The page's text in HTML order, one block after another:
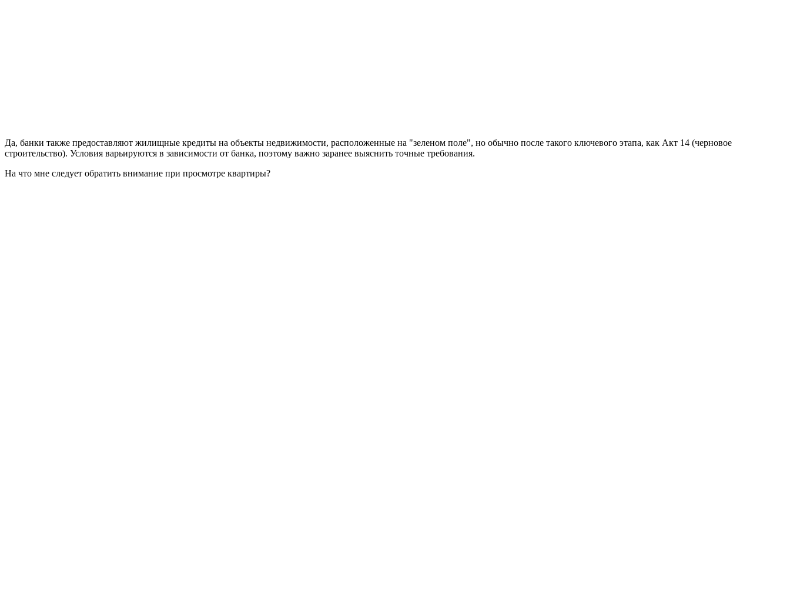
Да, банки также предоставляют жилищные кредиты на объекты недвижимости, расположенные на "зеленом поле", но обычно после такого ключевого этапа, как Акт 14 (черновое
строительство). Условия варьируются в зависимости от банка, поэтому важно заранее выяснить точные требования.
На что мне следует обратить внимание при просмотре квартиры?